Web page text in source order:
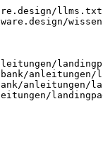
anleitungen/
anleitungen/